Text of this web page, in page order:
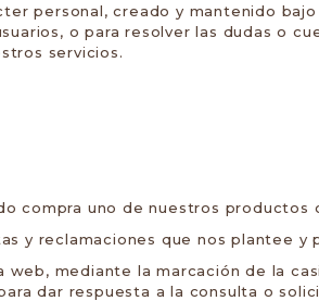
personal, creado y mantenido
o para resolver las dudas o
servicios.
compra uno de nuestros
y reclamaciones que nos plantee
web, mediante la marcación de la
dar respuesta a la consulta o